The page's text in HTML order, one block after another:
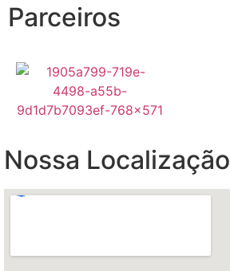
Parceiros
Nossa Localização